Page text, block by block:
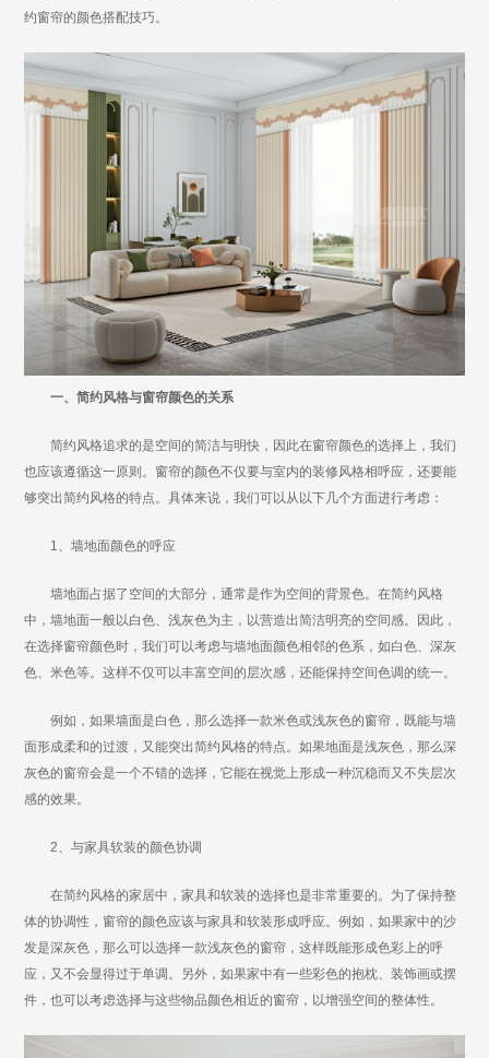
约窗帘的颜色搭配技巧。
一、简约风格与窗帘颜色的关系
简约风格追求的是空间的简洁与明快，因此在窗帘颜色的选择上，我们
也应该遵循这一原则。窗帘的颜色不仅要与室内的装修风格相呼应，还要能
够突出简约风格的特点。具体来说，我们可以从以下几个方面进行考虑：
1、墙地面颜色的呼应
墙地面占据了空间的大部分，通常是作为空间的背景色。在简约风格
中，墙地面一般以白色、浅灰色为主，以营造出简洁明亮的空间感。因此，
在选择窗帘颜色时，我们可以考虑与墙地面颜色相邻的色系，如白色、深灰
色、米色等。这样不仅可以丰富空间的层次感，还能保持空间色调的统一。
例如，如果墙面是白色，那么选择一款米色或浅灰色的窗帘，既能与墙
面形成柔和的过渡，又能突出简约风格的特点。如果地面是浅灰色，那么深
灰色的窗帘会是一个不错的选择，它能在视觉上形成一种沉稳而又不失层次
感的效果。
2、与家具软装的颜色协调
在简约风格的家居中，家具和软装的选择也是非常重要的。为了保持整
体的协调性，窗帘的颜色应该与家具和软装形成呼应。例如，如果家中的沙
发是深灰色，那么可以选择一款浅灰色的窗帘，这样既能形成色彩上的呼
应，又不会显得过于单调。另外，如果家中有一些彩色的抱枕、装饰画或摆
件，也可以考虑选择与这些物品颜色相近的窗帘，以增强空间的整体性。